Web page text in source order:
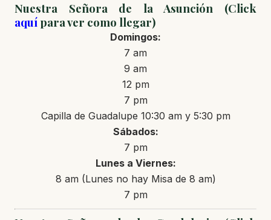
Nuestra Señora de la Asunción (Click
aquí para ver como llegar)
Domingos:
7 am
9 am
12 pm
7 pm
Capilla de Guadalupe 10:30 am y 5:30 pm
Sábados:
7 pm
Lunes a Viernes:
8 am (Lunes no hay Misa de 8 am)
7 pm